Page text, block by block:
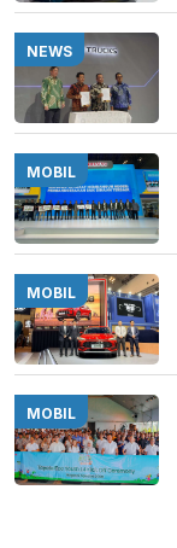
NEWS
MOBIL
MOBIL
MOBIL